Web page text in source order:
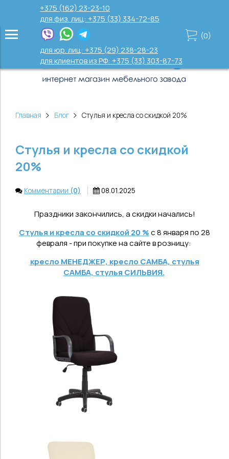
+375 (162) 23-23-10
для физ. лиц: +375 (33) 334-72-85
для юр. лиц: +375 (29) 238-28-23
для клиентов из РФ: +375 (33) 303-87-73
(0)
Главная Блог Стулья и кресла со скидкой 20%
Стулья и кресла со скидкой
20%
Комментарии (0) 08.01.2025
Праздники закончились, а скидки начались!
Стулья и кресла со скидкой 20 %с 8 января по 28
февраля - при покупке на сайте в розницу:
кресло МЕНЕДЖЕР, кресло САМБА, стулья
САМБА, стулья СИЛЬВИЯ.